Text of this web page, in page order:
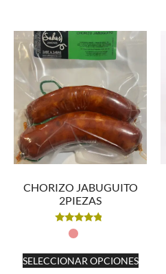
CHORIZO JABUGUITO
2PIEZAS
Valorado
con
de 5
SELECCIONAR OPCIONES